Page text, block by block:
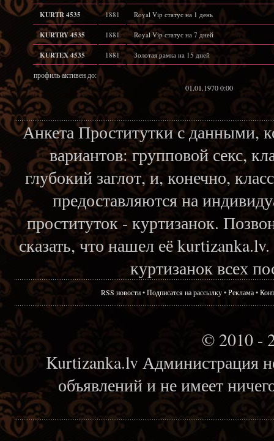
KURTR 4535 1881 Royal Vip статус на 1 день
KURTRY 4535 1881 Royal Vip статус на 7 дней
KURTEX 4535 1881 Золотая рамка на 15 дней
профиль активен до:
01.01.1970 0:00
Анкета Проститутки с данными,
вариантов: групповой секс,
глубокий заглот, и, конечно,
предоставляются на
проституток - куртизанок.
сказать, что нашел её
куртизанок всех
RSS новости•Подписатся на рассылку•Реклама•
© 2010 -
Kurtizanka.lv Администрация
объявлений и не имеет